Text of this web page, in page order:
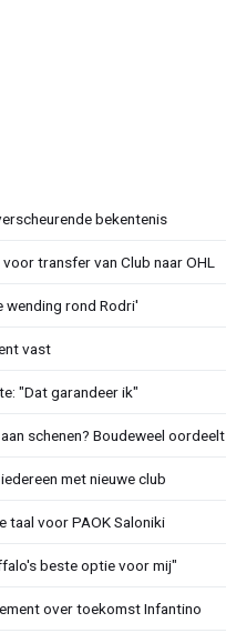
bekentenis
transfer van Club naar OHL
wending rond Rodri'
vast
"Dat garandeer ik"
schenen? Boudeweel oordeelt
met nieuwe club
taal voor PAOK Saloniki
beste optie voor mij"
over toekomst Infantino